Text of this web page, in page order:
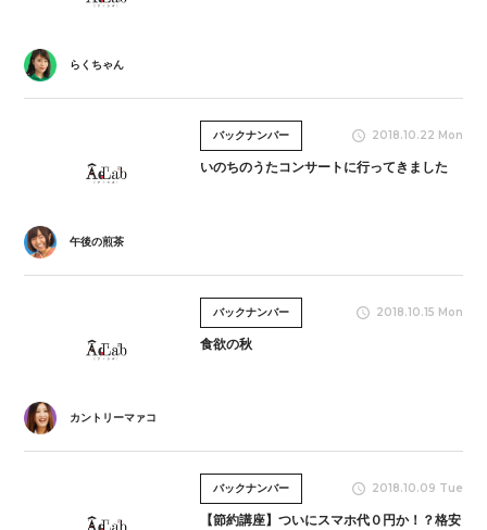
らくちゃん
バックナンバー 2018.10.22 Mon
いのちのうたコンサートに行ってきました
午後の煎茶
バックナンバー 2018.10.15 Mon
食欲の秋
カントリーマァコ
バックナンバー 2018.10.09 Tue
【節約講座】ついにスマホ代０円か！？格安